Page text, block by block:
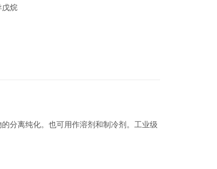
烷
分离纯化。也可用作溶剂和制冷剂。工业级